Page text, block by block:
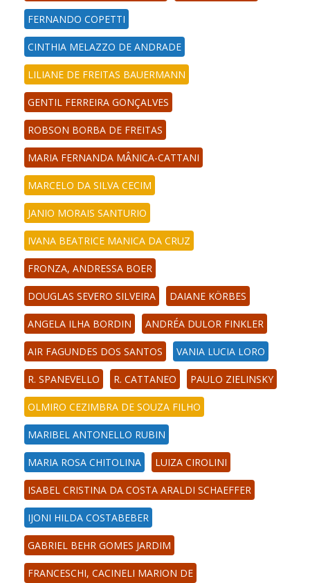
FERNANDO COPETTI
CINTHIA MELAZZO DE ANDRADE
LILIANE DE FREITAS BAUERMANN
GENTIL FERREIRA GONÇALVES
ROBSON BORBA DE FREITAS
MARIA FERNANDA MÂNICA-CATTANI
MARCELO DA SILVA CECIM
JANIO MORAIS SANTURIO
IVANA BEATRICE MANICA DA CRUZ
FRONZA, ANDRESSA BOER
DOUGLAS SEVERO SILVEIRA DAIANE KÖRBES
ANGELA ILHA BORDIN ANDRÉA DULOR FINKLER
AIR FAGUNDES DOS SANTOS VANIA LUCIA LORO
R. SPANEVELLO R. CATTANEO PAULO ZIELINSKY
OLMIRO CEZIMBRA DE SOUZA FILHO
MARIBEL ANTONELLO RUBIN
MARIA ROSA CHITOLINA LUIZA CIROLINI
ISABEL CRISTINA DA COSTA ARALDI SCHAEFFER
IJONI HILDA COSTABEBER
GABRIEL BEHR GOMES JARDIM
FRANCESCHI, CACINELI MARION DE